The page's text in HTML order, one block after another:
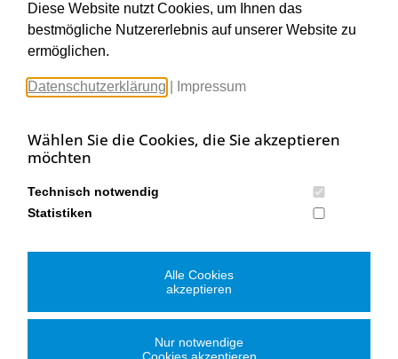
T:02662 / 431 31
E-Mail senden
Filiale Wien
Michael Worahnik GmbH
Spenglerartikel
A-1230 Wien
T:01 / 905 13 91
Filiale Graz
Michael Worahnik GmbH
Gradnerstraße 119
E-Mail senden
Diese Website nutzt Cookies, um Ihnen das
bestmögliche Nutzererlebnis auf unserer Website zu
ermöglichen.
Datenschutzerklärung Impressum
Wählen Sie die Cookies, die Sie akzeptieren
möchten
Technisch notwendig
Statistiken
Alle Cookies
akzeptieren
Nur notwendige